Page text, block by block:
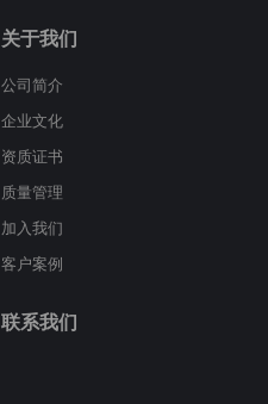
关于我们
公司简介
企业文化
资质证书
质量管理
加入我们
客户案例
联系我们